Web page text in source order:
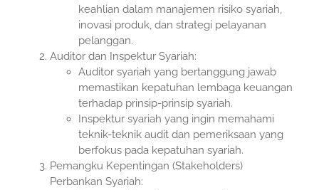
keahlian dalam manajemen risiko syariah,
inovasi produk, dan strategi pelayanan
pelanggan.
Auditor dan Inspektur Syariah:
Auditor syariah yang bertanggung jawab
memastikan kepatuhan lembaga keuangan
terhadap prinsip-prinsip syariah.
Inspektur syariah yang ingin memahami
teknik-teknik audit dan pemeriksaan yang
berfokus pada kepatuhan syariah.
Pemangku Kepentingan (Stakeholders)
Perbankan Syariah: